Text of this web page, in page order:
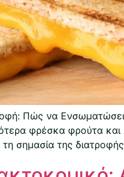
Πώς να
φρέσκα φρούτα και
σημασία της